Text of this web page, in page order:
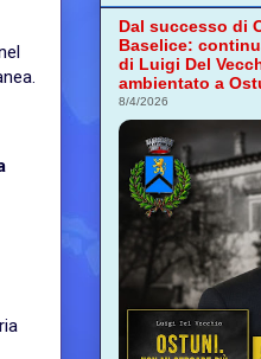
Dal successo di
Baselice:
di Luigi Del
ambientato a
8/4/2026